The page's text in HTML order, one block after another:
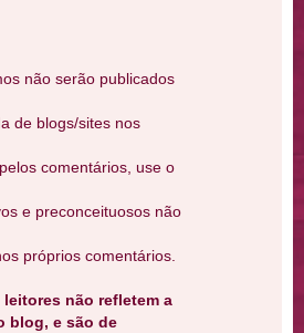
não serão publicados
de blogs/sites nos
comentários, use o
e preconceituosos não
próprios comentários.
não refletem a
blog, e são de